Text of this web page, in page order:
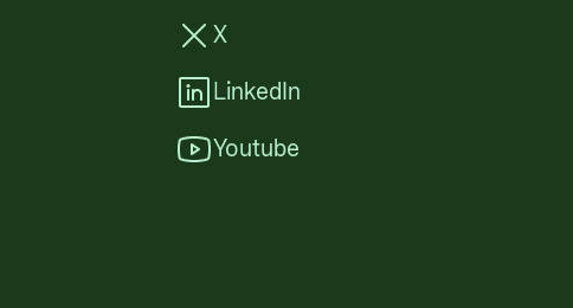
X
LinkedIn
Youtube